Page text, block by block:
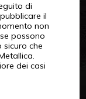
di
il
non
possono
che
dei casi